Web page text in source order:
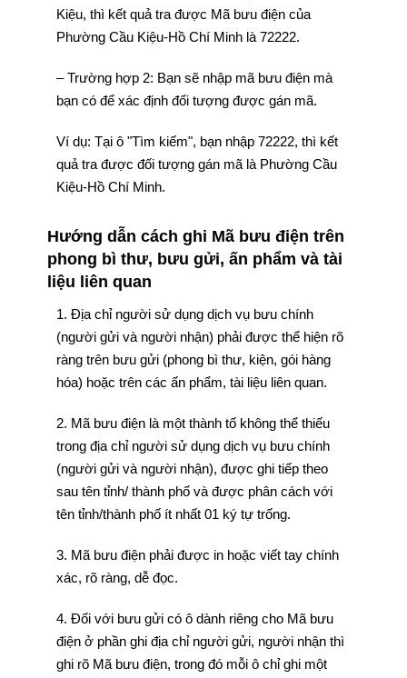
Kiệu, thì kết quả tra được Mã bưu điện của
Phường Cầu Kiệu-Hồ Chí Minh là 72222.
– Trường hợp 2: Bạn sẽ nhập mã bưu điện mà
bạn có để xác định đối tượng được gán mã.
Ví dụ: Tại ô "Tìm kiếm", bạn nhập 72222, thì kết
quả tra được đối tượng gán mã là Phường Cầu
Kiệu-Hồ Chí Minh.
Hướng dẫn cách ghi Mã bưu điện trên
phong bì thư, bưu gửi, ấn phẩm và tài
liệu liên quan
1. Địa chỉ người sử dụng dịch vụ bưu chính
(người gửi và người nhận) phải được thể hiện rõ
ràng trên bưu gửi (phong bì thư, kiện, gói hàng
hóa) hoặc trên các ấn phẩm, tài liệu liên quan.
2. Mã bưu điện là một thành tố không thể thiếu
trong địa chỉ người sử dụng dịch vụ bưu chính
(người gửi và người nhận), được ghi tiếp theo
sau tên tỉnh/ thành phố và được phân cách với
tên tỉnh/thành phố ít nhất 01 ký tự trống.
3. Mã bưu điện phải được in hoặc viết tay chính
xác, rõ ràng, dễ đọc.
4. Đối với bưu gửi có ô dành riêng cho Mã bưu
điện ở phần ghi địa chỉ người gửi, người nhận thì
ghi rõ Mã bưu điện, trong đó mỗi ô chỉ ghi một